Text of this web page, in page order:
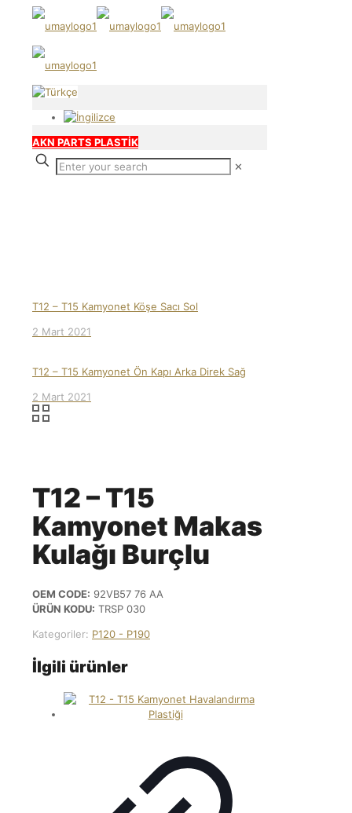
AKN PARTS PLASTİK
✕
T12 – T15 Kamyonet Köşe Sacı Sol
2 Mart 2021
T12 – T15 Kamyonet Ön Kapı Arka Direk Sağ
2 Mart 2021
T12 – T15
Kamyonet Makas
Kulağı Burçlu
OEM CODE: 92VB57 76 AA
ÜRÜN KODU: TRSP 030
Kategoriler: P120 - P190
İlgili ürünler